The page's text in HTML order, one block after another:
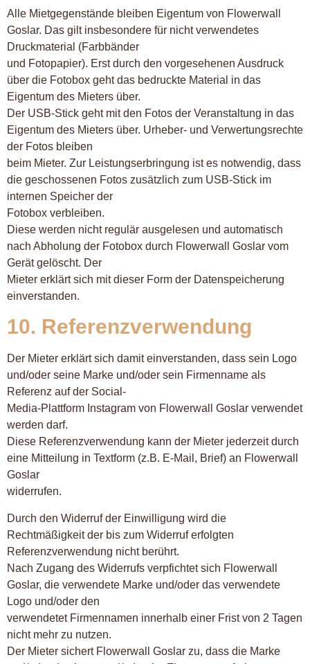
Alle Mietgegenstände bleiben Eigentum von Flowerwall
Goslar. Das gilt insbesondere für nicht verwendetes
Druckmaterial (Farbbänder
und Fotopapier). Erst durch den vorgesehenen Ausdruck
über die Fotobox geht das bedruckte Material in das
Eigentum des Mieters über.
Der USB-Stick geht mit den Fotos der Veranstaltung in das
Eigentum des Mieters über. Urheber- und Verwertungsrechte
der Fotos bleiben
beim Mieter. Zur Leistungserbringung ist es notwendig, dass
die geschossenen Fotos zusätzlich zum USB-Stick im
internen Speicher der
Fotobox verbleiben.
Diese werden nicht regulär ausgelesen und automatisch
nach Abholung der Fotobox durch Flowerwall Goslar vom
Gerät gelöscht. Der
Mieter erklärt sich mit dieser Form der Datenspeicherung
einverstanden.
10. Referenzverwendung
Der Mieter erklärt sich damit einverstanden, dass sein Logo
und/oder seine Marke und/oder sein Firmenname als
Referenz auf der Social-
Media-Plattform Instagram von Flowerwall Goslar verwendet
werden darf.
Diese Referenzverwendung kann der Mieter jederzeit durch
eine Mitteilung in Textform (z.B. E-Mail, Brief) an Flowerwall
Goslar
widerrufen.
Durch den Widerruf der Einwilligung wird die
Rechtmäßigkeit der bis zum Widerruf erfolgten
Referenzverwendung nicht berührt.
Nach Zugang des Widerrufs verpfichtet sich Flowerwall
Goslar, die verwendete Marke und/oder das verwendete
Logo und/oder den
verwendetet Firmennamen innerhalb einer Frist von 2 Tagen
nicht mehr zu nutzen.
Der Mieter sichert Flowerwall Goslar zu, dass die Marke